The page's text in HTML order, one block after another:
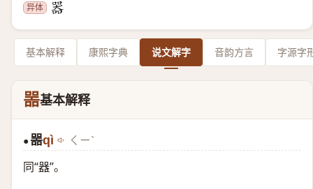
异体
基本解释 康熙字典 说文解字 音韵方言 字源字
噐基本解释
● 噐qì ㄑㄧˋ
同“器”。